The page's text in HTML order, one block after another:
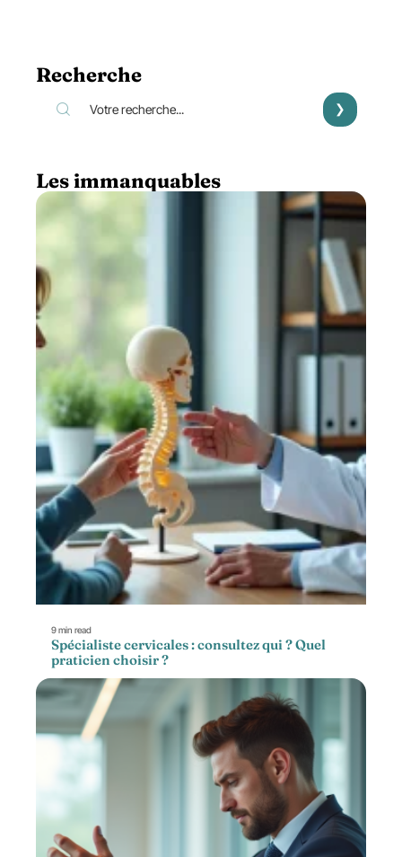
Recherche
Les immanquables
9 min read
Spécialiste cervicales : consultez qui ? Quel
praticien choisir ?